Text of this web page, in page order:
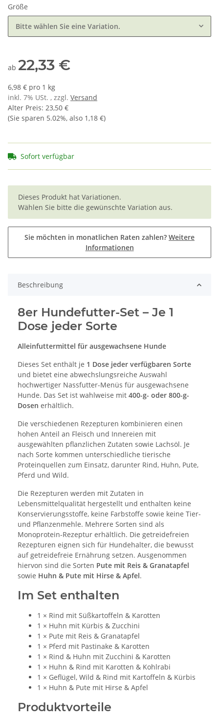
Größe
Bitte wählen Sie eine Variation.
ab 22,33 €
6,98 € pro 1 kg
inkl. 7% USt. , zzgl. Versand
Alter Preis: 23,50 €
(Sie sparen 5.02%, also 1,18 €)
Sofort verfügbar
x
Dieses Produkt hat Variationen.
Wählen Sie bitte die gewünschte Variation aus.
Sie möchten in monatlichen Raten zahlen? Weitere
Informationen
Beschreibung
8er Hundefutter-Set – Je 1
Dose jeder Sorte
Alleinfuttermittel für ausgewachsene Hunde
Dieses Set enthält je 1 Dose jeder verfügbaren Sorte
und bietet eine abwechslungsreiche Auswahl
hochwertiger Nassfutter-Menüs für ausgewachsene
Hunde. Das Set ist wahlweise mit 400-g- oder 800-g-
Dosen erhältlich.
Die verschiedenen Rezepturen kombinieren einen
hohen Anteil an Fleisch und Innereien mit
ausgewählten pflanzlichen Zutaten sowie Lachsöl. Je
nach Sorte kommen unterschiedliche tierische
Proteinquellen zum Einsatz, darunter Rind, Huhn, Pute,
Pferd und Wild.
Die Rezepturen werden mit Zutaten in
Lebensmittelqualität hergestellt und enthalten keine
Konservierungsstoffe, keine Farbstoffe sowie keine Tier-
und Pflanzenmehle. Mehrere Sorten sind als
Monoprotein-Rezeptur erhältlich. Die getreidefreien
Rezepturen eignen sich für Hundehalter, die bewusst
auf getreidefreie Ernährung setzen. Ausgenommen
hiervon sind die Sorten Pute mit Reis & Granatapfel
sowie Huhn & Pute mit Hirse & Apfel.
Im Set enthalten
1 × Rind mit Süßkartoffeln & Karotten
1 × Huhn mit Kürbis & Zucchini
1 × Pute mit Reis & Granatapfel
1 × Pferd mit Pastinake & Karotten
1 × Rind & Huhn mit Zucchini & Karotten
1 × Huhn & Rind mit Karotten & Kohlrabi
1 × Geflügel, Wild & Rind mit Kartoffeln & Kürbis
1 × Huhn & Pute mit Hirse & Apfel
Produktvorteile